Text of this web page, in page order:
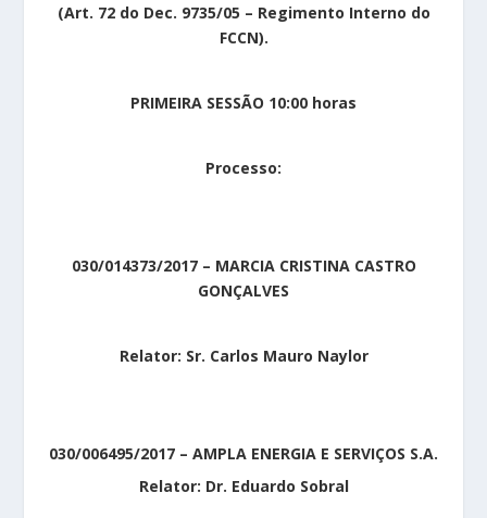
(Art. 72 do Dec. 9735/05 – Regimento Interno do
FCCN).
PRIMEIRA SESSÃO 10:00 horas
Processo:
030/014373/2017 – MARCIA CRISTINA CASTRO
GONÇALVES
Relator: Sr. Carlos Mauro Naylor
030/006495/2017 – AMPLA ENERGIA E SERVIÇOS S.A.
Relator: Dr. Eduardo Sobral